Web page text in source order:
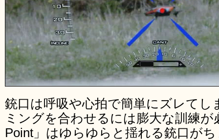
銃口は呼吸や心拍で簡単にズレてし
ミングを合わせるには膨大な訓練が
Point」はゆらゆらと揺れる銃口が